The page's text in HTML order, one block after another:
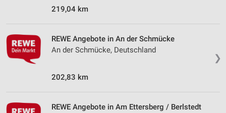
219,04 km
❯
REWE Angebote in An der Schmücke
An der Schmücke, Deutschland
202,83 km
REWE Angebote in Am Ettersberg / Berlstedt
Verwendung von Profilen zur Auswahl
Erstellung von Profilen zur Personalisierung
von Inhalten
Verwendung von Profilen zur Auswahl
personalisierter Inhalte
Messung der Werbeleistung